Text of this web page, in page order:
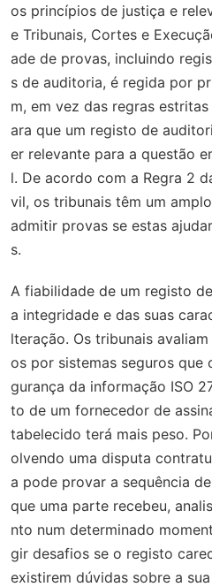
os princípios de justiça e
e Tribunais, Cortes e
ade de provas, incluindo
s de auditoria, é regida por
m, em vez das regras
ara que um registo de
er relevante para a questão
l. De acordo com a Regra 2
vil, os tribunais têm um
admitir provas se estas
s.
A fiabilidade de um registo
a integridade e das suas
lteração. Os tribunais
os por sistemas seguros que
gurança da informação ISO
to de um fornecedor de
tabelecido terá mais peso.
olvendo uma disputa
a pode provar a sequência
que uma parte recebeu,
nto num determinado
gir desafios se o registo
existirem dúvidas sobre a